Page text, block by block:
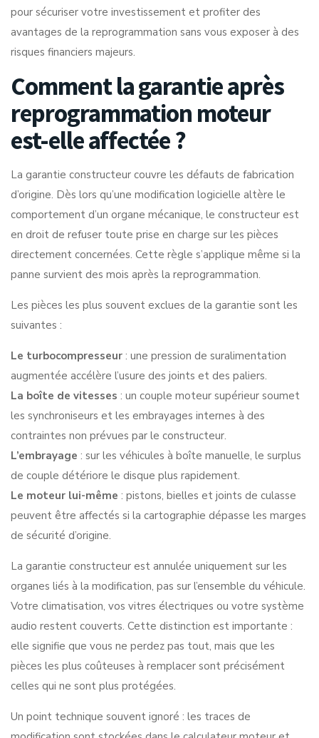
pour sécuriser votre investissement et profiter des
avantages de la reprogrammation sans vous exposer à des
risques financiers majeurs.
Comment la garantie après
reprogrammation moteur
est-elle affectée ?
La garantie constructeur couvre les défauts de fabrication
d’origine. Dès lors qu’une modification logicielle altère le
comportement d’un organe mécanique, le constructeur est
en droit de refuser toute prise en charge sur les pièces
directement concernées. Cette règle s’applique même si la
panne survient des mois après la reprogrammation.
Les pièces les plus souvent exclues de la garantie sont les
suivantes :
Le turbocompresseur : une pression de suralimentation
augmentée accélère l’usure des joints et des paliers.
La boîte de vitesses : un couple moteur supérieur soumet
les synchroniseurs et les embrayages internes à des
contraintes non prévues par le constructeur.
L’embrayage : sur les véhicules à boîte manuelle, le surplus
de couple détériore le disque plus rapidement.
Le moteur lui-même : pistons, bielles et joints de culasse
peuvent être affectés si la cartographie dépasse les marges
de sécurité d’origine.
La garantie constructeur est annulée uniquement sur les
organes liés à la modification, pas sur l’ensemble du véhicule.
Votre climatisation, vos vitres électriques ou votre système
audio restent couverts. Cette distinction est importante :
elle signifie que vous ne perdez pas tout, mais que les
pièces les plus coûteuses à remplacer sont précisément
celles qui ne sont plus protégées.
Un point technique souvent ignoré : les traces de